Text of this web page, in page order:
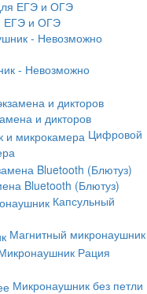
ЕГЭ и ОГЭ
- Невозможно
и дикторов
Цифровой
Bluetooth (Блютуз)
Капсульный
Магнитный микронаушник
Рация
Микронаушник без петли